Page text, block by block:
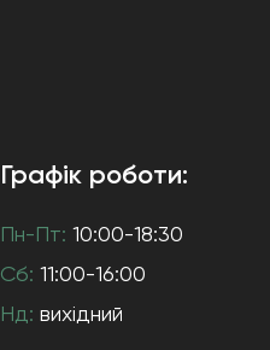
Графік роботи:
Пн-Пт: 10:00-18:30
Сб: 11:00-16:00
Нд: вихідний